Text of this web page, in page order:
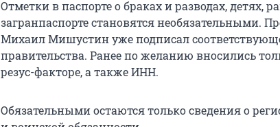
Отметки в паспорте о браках и разводах, детях,
загранпаспорте становятся необязательными.
Михаил Мишустин уже подписал
правительства. Ранее по желанию вносились
резус-факторе, а также ИНН.
Обязательными остаются только сведения о